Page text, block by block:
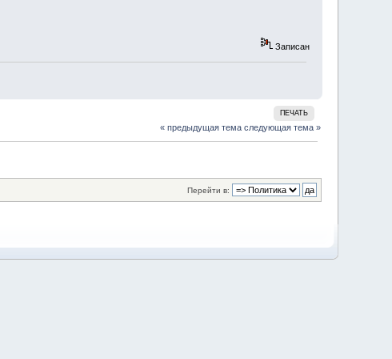
Записан
ПЕЧАТЬ
« предыдущая тема следующая тема »
Перейти в: